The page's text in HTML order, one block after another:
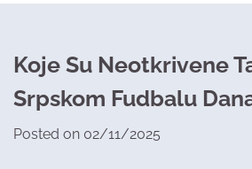
Koje Su Neotkrivene
Srpskom Fudbalu
Posted on 02/11/2025